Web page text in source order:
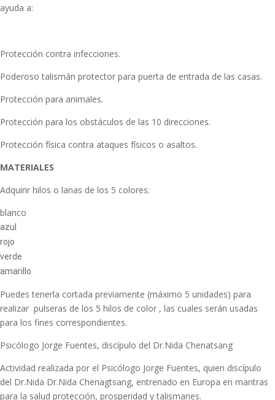
ayuda a:
Protección contra infecciones.
Poderoso talismán protector para puerta de entrada de las casas.
Protección para animales.
Protección para los obstáculos de las 10 direcciones.
Protección física contra ataques físicos o asaltos.
MATERIALES
Adquirir hilos o lanas de los 5 colores:
blanco
azul
rojo
verde
amarillo
Puedes tenerla cortada previamente (máximo 5 unidades) para
realizar pulseras de los 5 hilos de color , las cuales serán usadas
para los fines correspondientes.
Psicólogo Jorge Fuentes, discípulo del Dr.Nida Chenatsang
Actividad realizada por el Psicólogo Jorge Fuentes, quien discípulo
del Dr.Nida Dr.Nida Chenagtsang, entrenado en Europa en mantras
para la salud protección, prosperidad y talismanes.